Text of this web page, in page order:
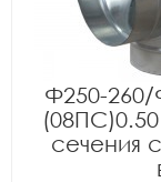
Ф250-260/
сечения